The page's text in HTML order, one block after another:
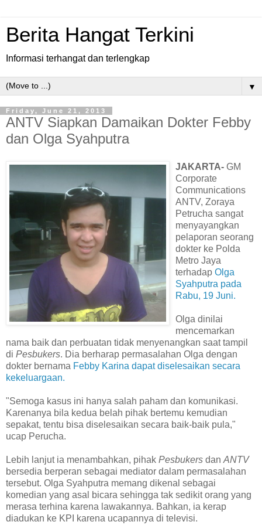
Berita Hangat Terkini
Informasi terhangat dan terlengkap
▼
Friday, June 21, 2013
ANTV Siapkan Damaikan Dokter Febby
dan Olga Syahputra
JAKARTA- GM
Corporate
Communications
ANTV, Zoraya
Petrucha sangat
menyayangkan
pelaporan seorang
dokter ke Polda
Metro Jaya
terhadap Olga
Syahputra pada
Rabu, 19 Juni.
Olga dinilai
mencemarkan
nama baik dan perbuatan tidak menyenangkan saat tampil
di Pesbukers. Dia berharap permasalahan Olga dengan
dokter bernama Febby Karina dapat diselesaikan secara
kekeluargaan.
"Semoga kasus ini hanya salah paham dan komunikasi.
Karenanya bila kedua belah pihak bertemu kemudian
sepakat, tentu bisa diselesaikan secara baik-baik pula,"
ucap Perucha.
Lebih lanjut ia menambahkan, pihak Pesbukers dan ANTV
bersedia berperan sebagai mediator dalam permasalahan
tersebut. Olga Syahputra memang dikenal sebagai
komedian yang asal bicara sehingga tak sedikit orang yang
merasa terhina karena lawakannya. Bahkan, ia kerap
diadukan ke KPI karena ucapannya di televisi.